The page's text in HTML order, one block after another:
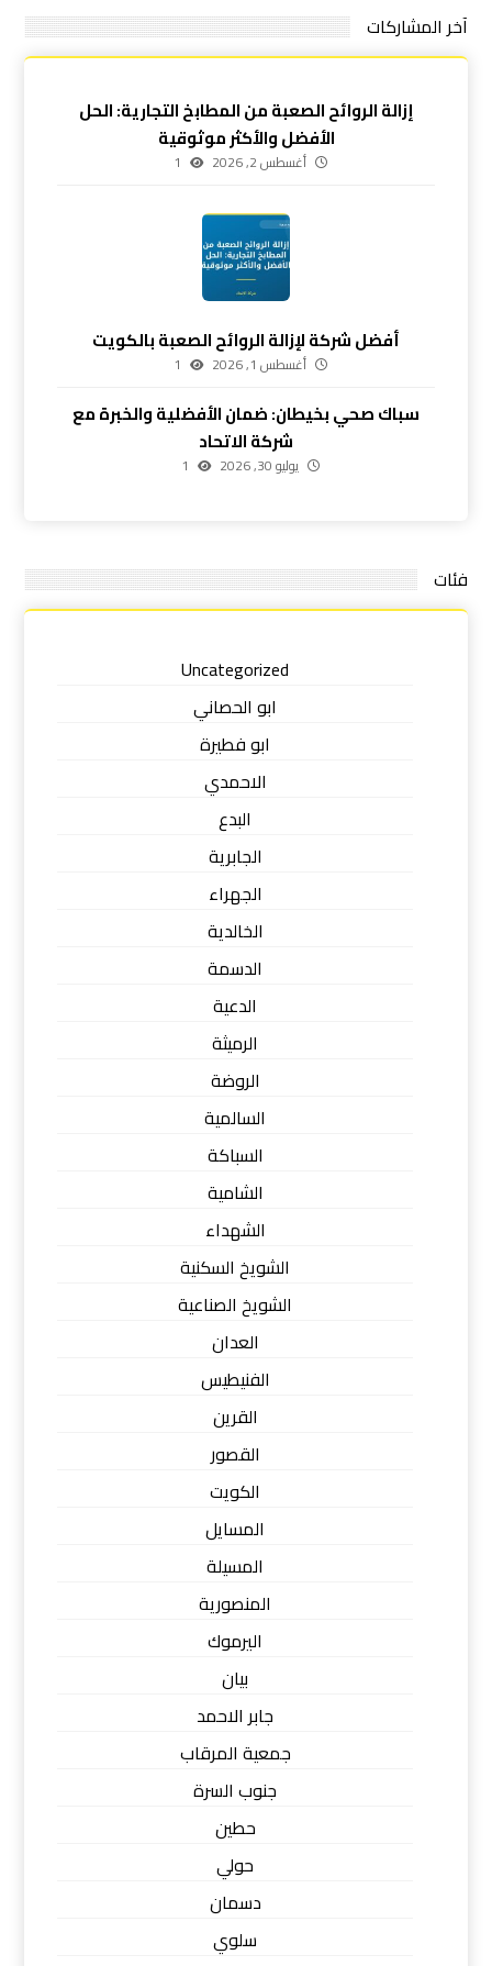
آخر المشاركات
إزالة الروائح الصعبة من المطابخ التجارية: الحل
الأفضل والأكثر موثوقية
أغسطس 2, 2026 1
أفضل شركة لإزالة الروائح الصعبة بالكويت
أغسطس 1, 2026 1
سباك صحي بخيطان: ضمان الأفضلية والخبرة مع
شركة الاتحاد
يوليو 30, 2026 1
فئات
Uncategorized
ابو الحصاني
ابو فطيرة
الاحمدي
البدع
الجابرية
الجهراء
الخالدية
الدسمة
الدعية
الرميثة
الروضة
السالمية
السباكة
الشامية
الشهداء
الشويخ السكنية
الشويخ الصناعية
العدان
الفنيطيس
القرين
القصور
الكويت
المسايل
المسيلة
المنصورية
اليرموك
بيان
جابر الاحمد
جمعية المرقاب
جنوب السرة
حطين
حولي
دسمان
سلوي